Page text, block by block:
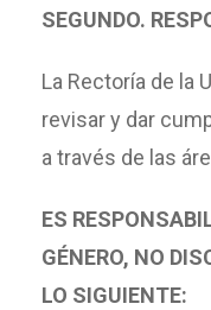
SEGUNDO.
La Rectoría de la
revisar y dar
a través de las
ES
GÉNERO, NO
LO SIGUIENTE: